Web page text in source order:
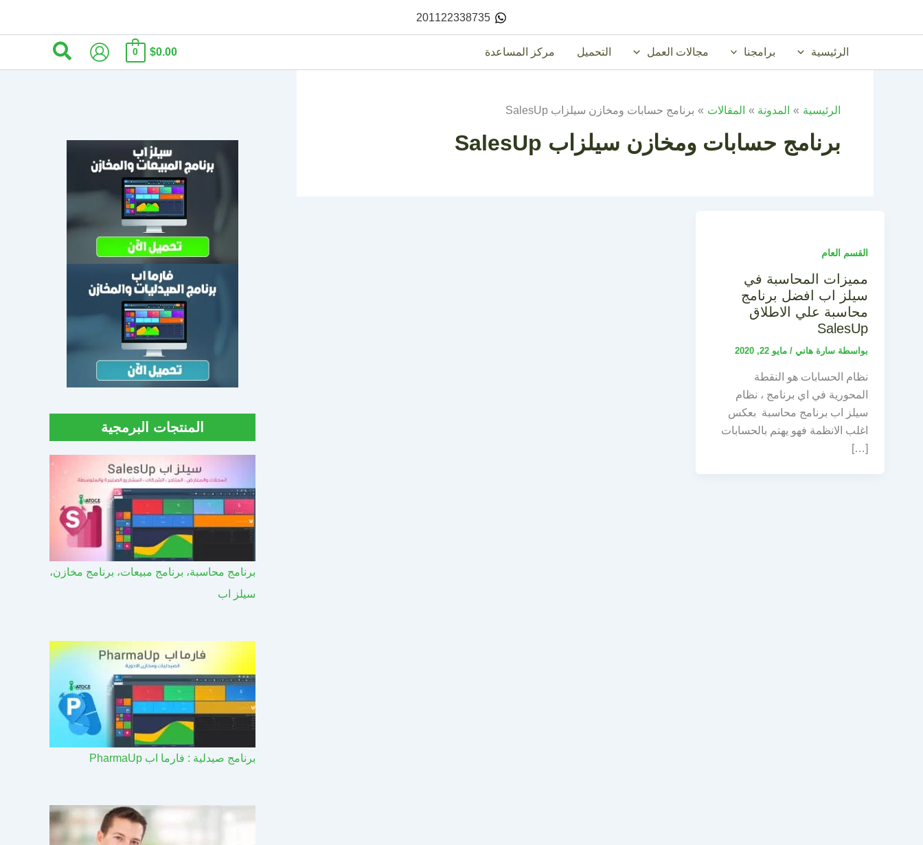
201122338735
الرئيسية برامجنا مجالات العمل التحميل مركز المساعدة $0.00
0 البحث
الرئيسية المدونة المقالات برنامج حسابات ومخازن سيلزاب SalesUp
برنامج حسابات ومخازن سيلزاب SalesUp
القسم العام
مميزات المحاسبة في
سيلز اب افضل برنامج
محاسبة علي الاطلاق
SalesUp
بواسطة سارة هاني / مايو 22, 2020
نظام الحسابات هو النقطة
المحورية في اي برنامج ، نظام
سيلز اب برنامج محاسبة بعكس
اغلب الانظمة فهو يهتم بالحسابات
[…]
المنتجات البرمجية
برنامج محاسبة، برنامج مبيعات، برنامج مخازن،
سيلز اب
برنامج صيدلية : فارما اب PharmaUp​